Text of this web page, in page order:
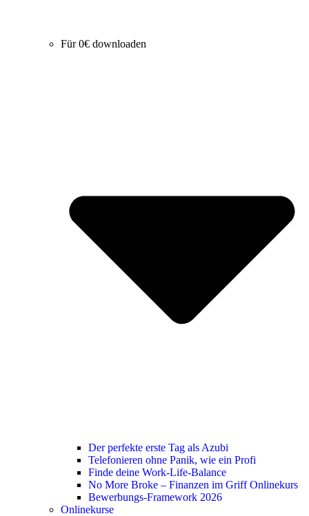
Für 0€ downloaden
Der perfekte erste Tag als Azubi
Telefonieren ohne Panik, wie ein Profi
Finde deine Work-Life-Balance
No More Broke – Finanzen im Griff Onlinekurs
Bewerbungs-Framework 2026
Onlinekurse